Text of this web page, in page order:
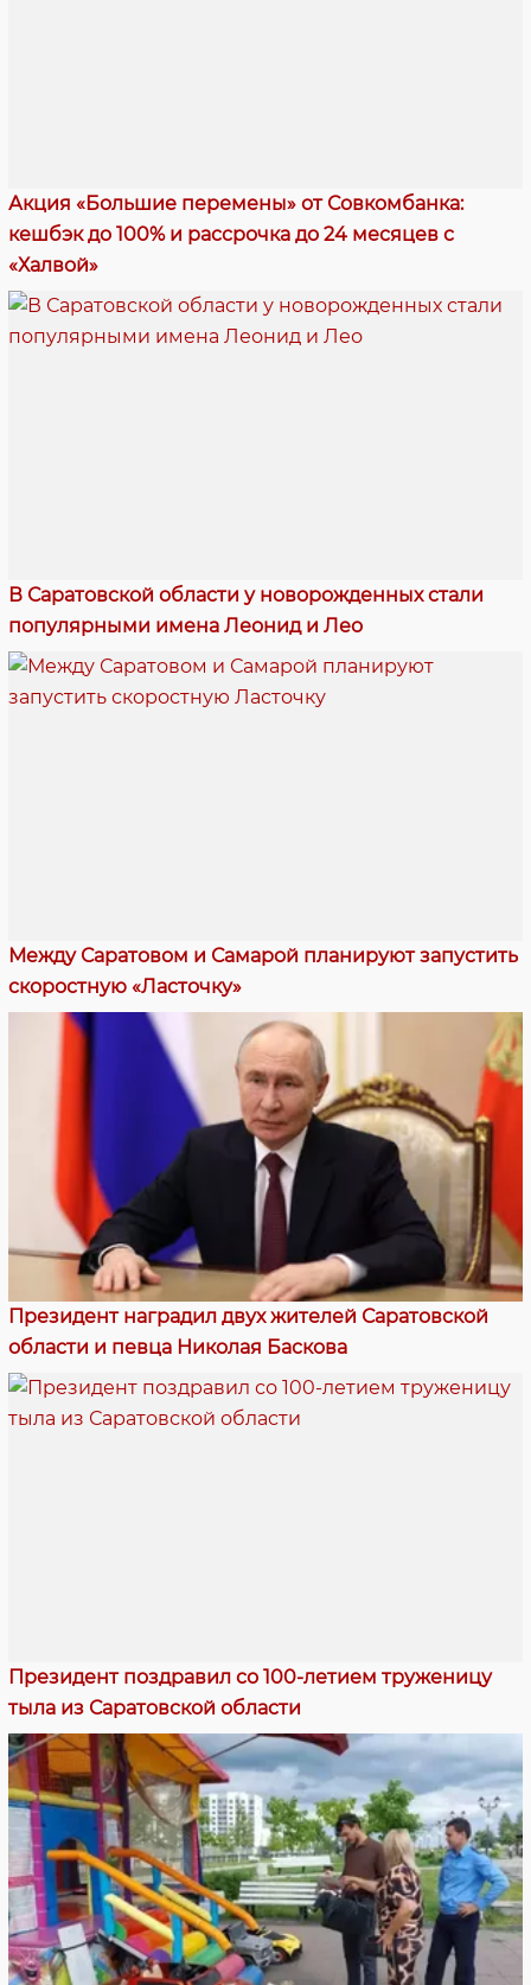
Акция «Большие перемены» от Совкомбанка:
кешбэк до 100% и рассрочка до 24 месяцев с
«Халвой»
В Саратовской области у новорожденных стали
популярными имена Леонид и Лео
Между Саратовом и Самарой планируют запустить
скоростную «Ласточку»
Президент наградил двух жителей Саратовской
области и певца Николая Баскова
Президент поздравил со 100-летием труженицу
тыла из Саратовской области